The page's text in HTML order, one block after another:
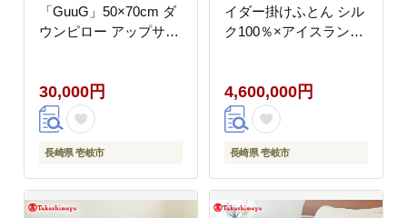
「GuuG」50×70cm ダ
ウンピロー アップサイ
30000円 3万円
30,000円
長崎県 壱岐市
イダー掛けふとん シル
ク100％×アイスランド
羽毛布団 アイダー
[JFJ046] 460万
4500000 4500000円
450万円
4,600,000円
長崎県 壱岐市